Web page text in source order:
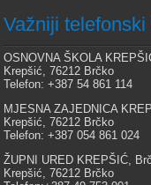
Važniji telefonski
OSNOVNA ŠKOLA
Krepšić, 76212 Brčko
Telefon: +387 54 861 114
MJESNA ZAJEDNICA
Krepšić, 76212 Brčko
Telefon: +387 054 861 024
ŽUPNI URED KREPŠIĆ,
Krepšić, 76212 Brčko